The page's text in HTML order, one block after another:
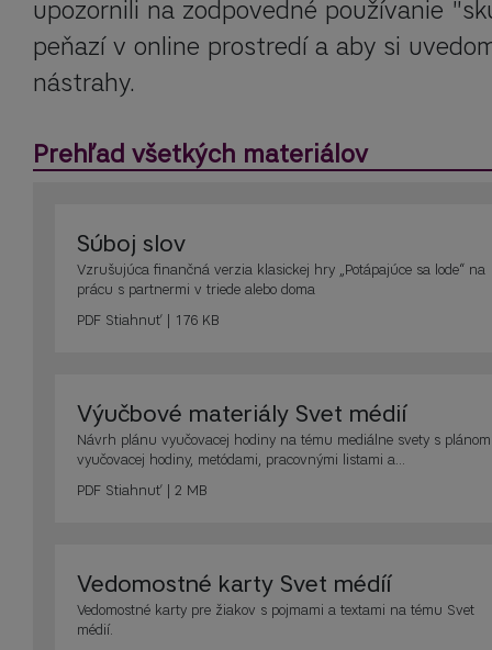
upozornili na zodpovedné používanie
peňazí v online prostredí a aby si
nástrahy.
Prehľad všetkých materiálov
Súboj slov
Vzrušujúca finančná verzia klasickej hry „Potápajúce sa lode“ na
prácu s partnermi v triede alebo doma
PDF Stiahnuť | 176 KB
Výučbové materiály Svet médií
Návrh plánu vyučovacej hodiny na tému mediálne svety s plánom
vyučovacej hodiny, metódami, pracovnými listami a...
PDF Stiahnuť | 2 MB
Vedomostné karty Svet médíí
Vedomostné karty pre žiakov s pojmami a textami na tému Svet
médií.